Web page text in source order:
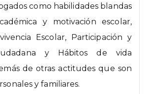
como habilidades blandas
y motivación escolar,
Escolar, Participación y
y Hábitos de vida
de otras actitudes que son
y familiares.